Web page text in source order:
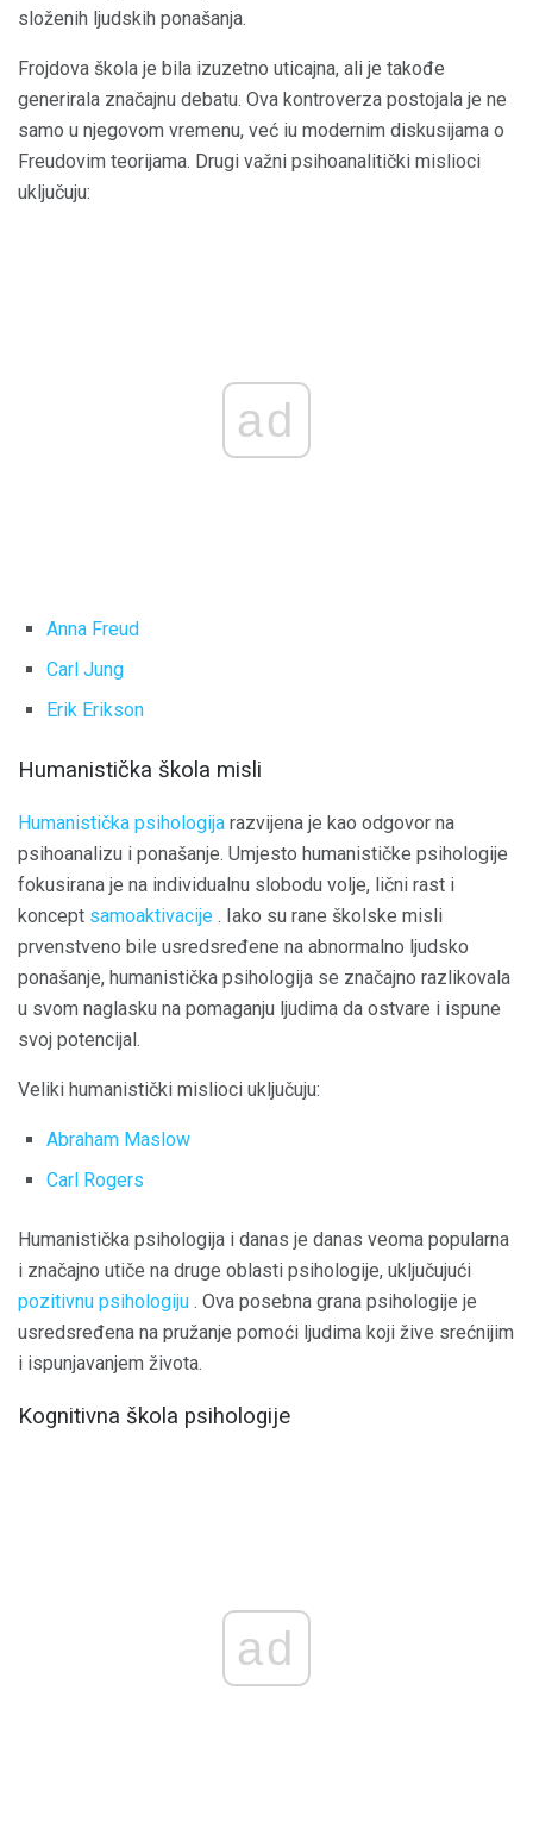
složenih ljudskih ponašanja.
Frojdova škola je bila izuzetno uticajna, ali je takođe
generirala značajnu debatu. Ova kontroverza postojala je ne
samo u njegovom vremenu, već iu modernim diskusijama o
Freudovim teorijama. Drugi važni psihoanalitički mislioci
uključuju:
ad
Anna Freud
Carl Jung
Erik Erikson
Humanistička škola misli
Humanistička psihologija razvijena je kao odgovor na
psihoanalizu i ponašanje. Umjesto humanističke psihologije
fokusirana je na individualnu slobodu volje, lični rast i
koncept samoaktivacije . Iako su rane školske misli
prvenstveno bile usredsređene na abnormalno ljudsko
ponašanje, humanistička psihologija se značajno razlikovala
u svom naglasku na pomaganju ljudima da ostvare i ispune
svoj potencijal.
Veliki humanistički mislioci uključuju:
Abraham Maslow
Carl Rogers
Humanistička psihologija i danas je danas veoma popularna
i značajno utiče na druge oblasti psihologije, uključujući
pozitivnu psihologiju . Ova posebna grana psihologije je
usredsređena na pružanje pomoći ljudima koji žive srećnijim
i ispunjavanjem života.
Kognitivna škola psihologije
ad